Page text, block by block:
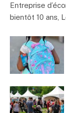
Entreprise
bientôt 10 ans,